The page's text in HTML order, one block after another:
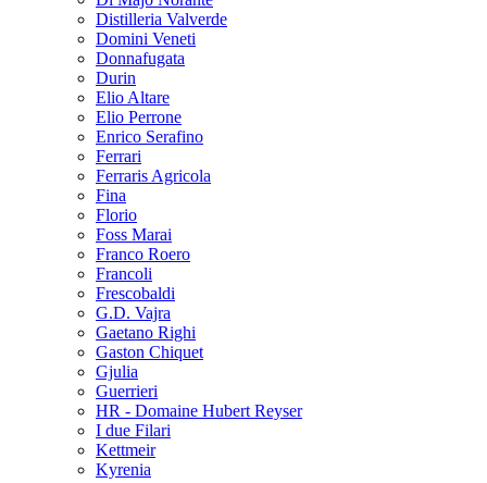
Distilleria Valverde
Domini Veneti
Donnafugata
Durin
Elio Altare
Elio Perrone
Enrico Serafino
Ferrari
Ferraris Agricola
Fina
Florio
Foss Marai
Franco Roero
Francoli
Frescobaldi
G.D. Vajra
Gaetano Righi
Gaston Chiquet
Gjulia
Guerrieri
HR - Domaine Hubert Reyser
I due Filari
Kettmeir
Kyrenia